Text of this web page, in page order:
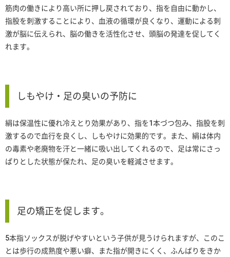
筋肉の働きにより高い所に押し戻されており、指を自由に動かし、
指股を刺激することにより、血液の循環が良くなり、運動による刺
激が脳に伝えられ、脳の働きを活性化させ、頭脳の発達を促してく
れます。
しもやけ・足の臭いの予防に
絹は保温性に優れ冷えとり効果があり、指を1本づつ包み、指股を刺
激するので血行を良くし、しもやけに効果的です。また、絹は体内
の毒素や老廃物を汗と一緒に吸い出してくれるので、足は常にさっ
ぱりとした状態が保たれ、足の臭いを軽減させます。
足の矯正を促します。
5本指ソックスが脱げやすいという子供が見うけられますが、このこ
とは歩行の成熟度や悪い癖、また指が開きにくく、ふんばりをきか